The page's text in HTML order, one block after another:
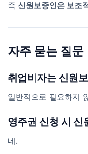
즉 신원보증인은 보조
자주 묻는 질문
취업비자는 신원
일반적으로 필요하지
영주권 신청 시 신
네.